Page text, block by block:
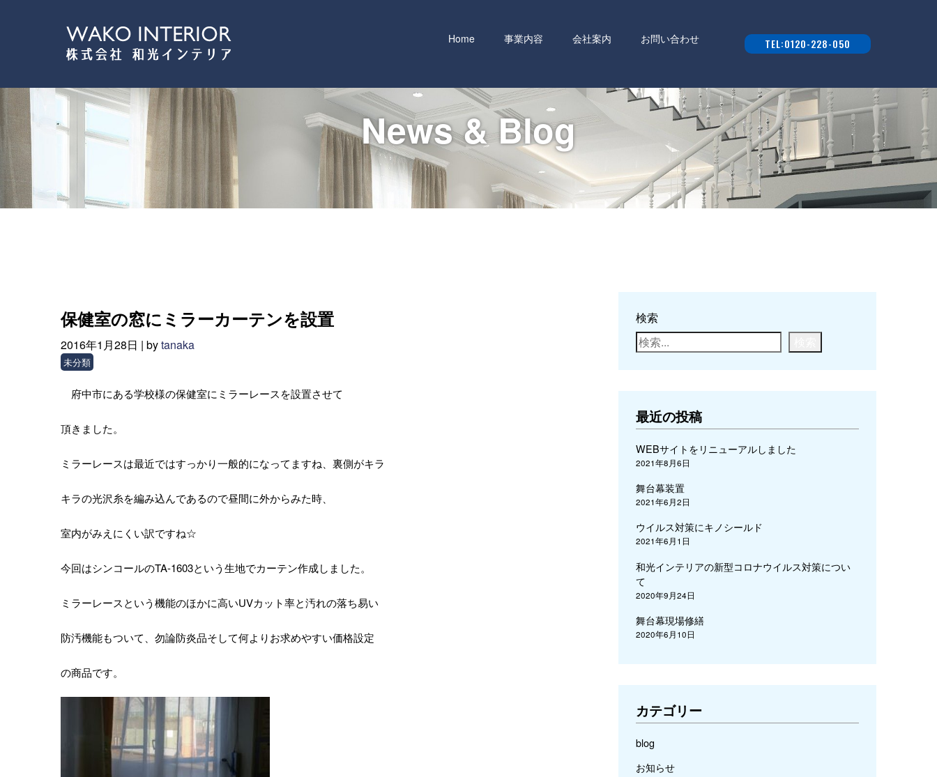
Home 事業内容 会社案内 お問い合わせ TEL:0120-228-050
News & Blog
保健室の窓にミラーカーテンを設置
2016年1月28日 | bytanaka
未分類
府中市にある学校様の保健室にミラーレースを設置させて
頂きました。
ミラーレースは最近ではすっかり一般的になってますね、裏側がキラ
キラの光沢糸を編み込んであるので昼間に外からみた時、
室内がみえにくい訳ですね☆
今回はシンコールのTA-1603という生地でカーテン作成しました。
ミラーレースという機能のほかに高いUVカット率と汚れの落ち易い
防汚機能もついて、勿論防炎品そして何よりお求めやすい価格設定
の商品です。
検索
最近の投稿
WEBサイトをリニューアルしました
2021年8月6日
舞台幕装置
2021年6月2日
ウイルス対策にキノシールド
2021年6月1日
和光インテリアの新型コロナウイルス対策につい
て
2020年9月24日
舞台幕現場修繕
2020年6月10日
カテゴリー
blog
お知らせ